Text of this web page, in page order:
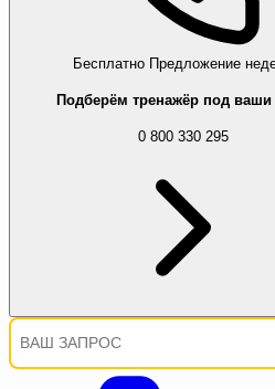
Бесплатно Предложение
Подберём тренажёр под ваши
0 800 330 295